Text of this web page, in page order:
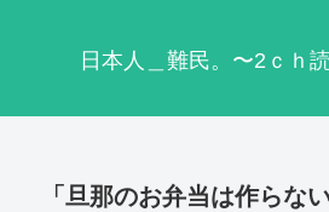
日本人＿難民。〜2ｃｈ
「旦那のお弁当は作らな